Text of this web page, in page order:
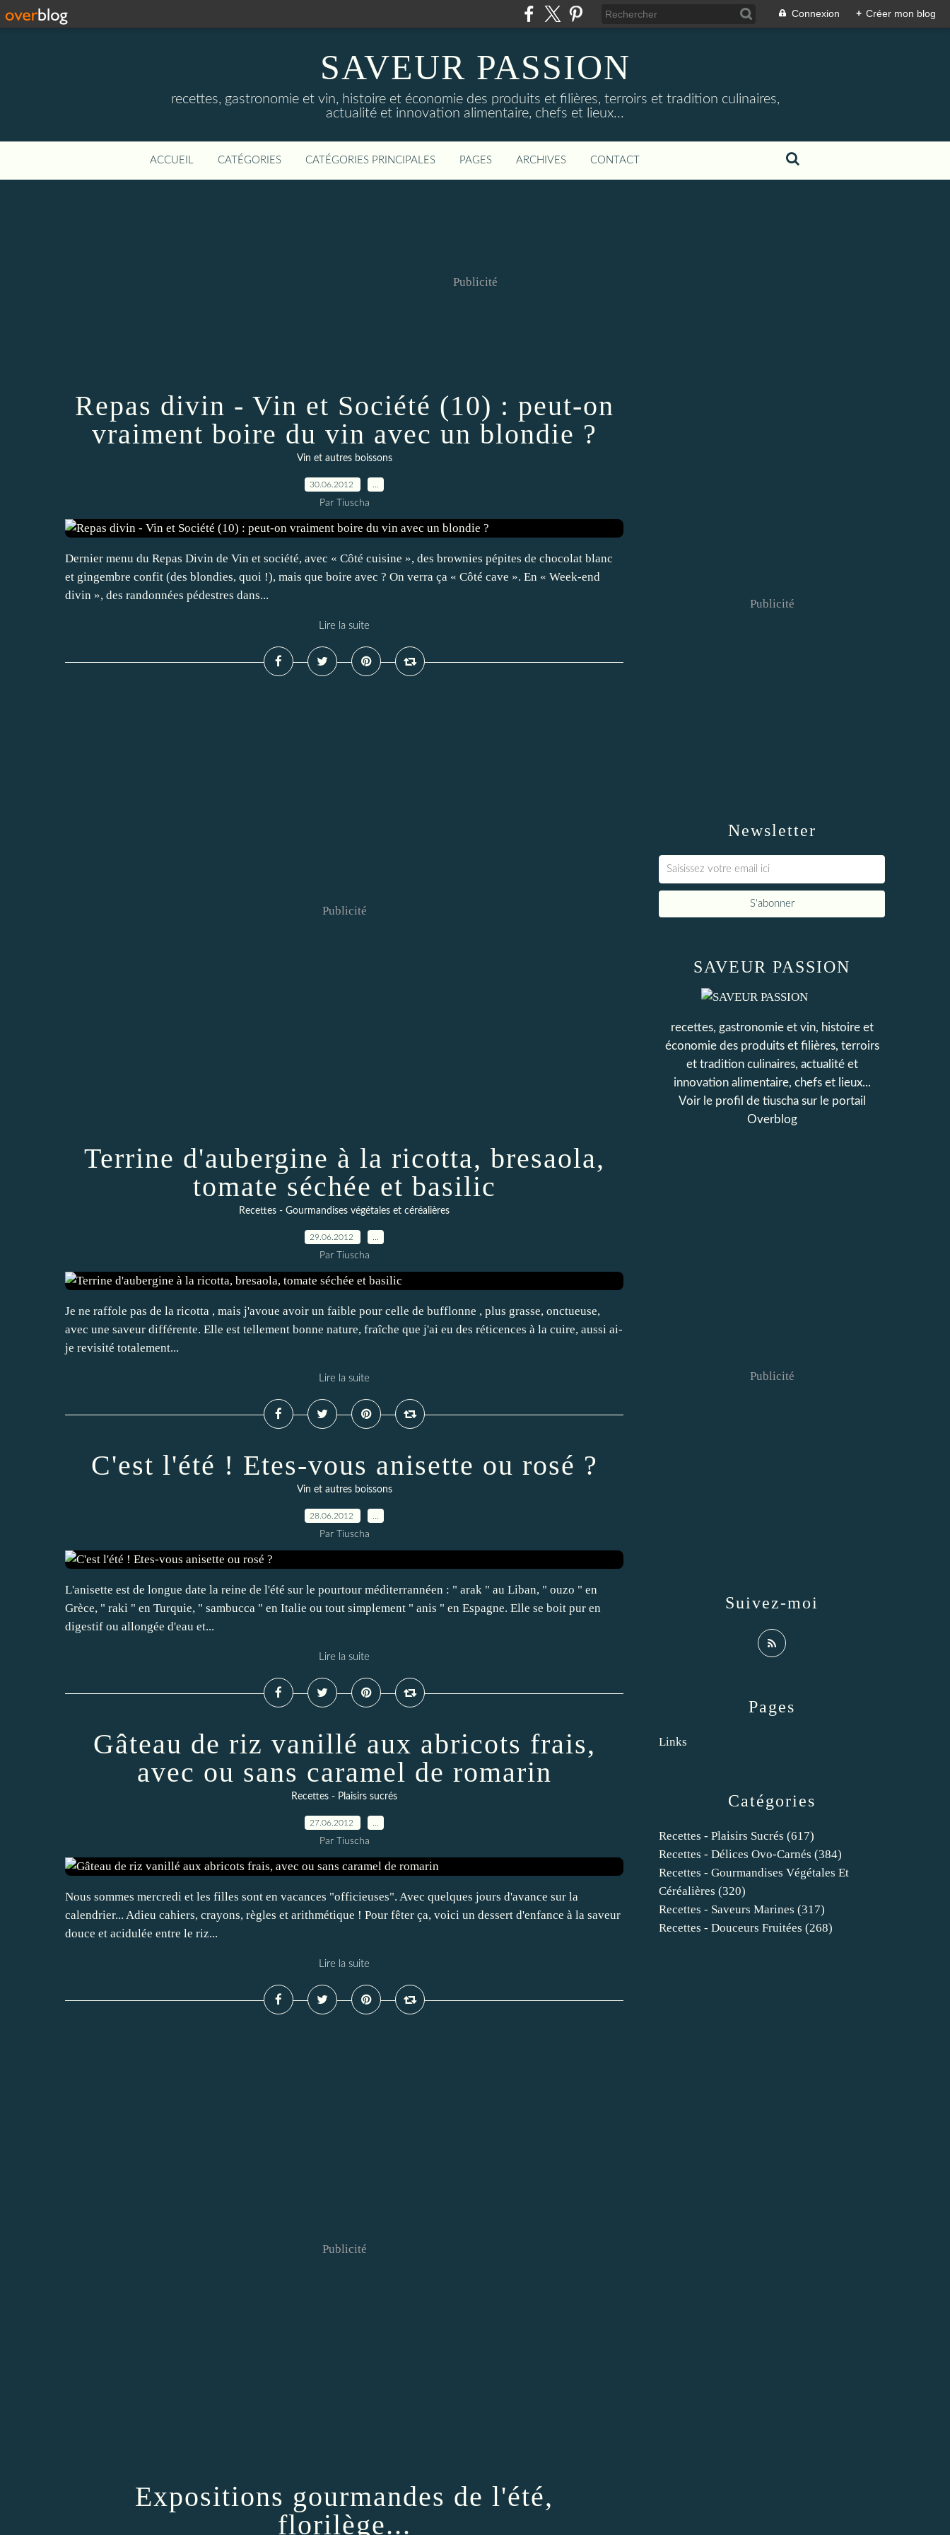
Connexion + Créer mon blog
SAVEUR PASSION
recettes, gastronomie et vin, histoire et économie des produits et filières, terroirs et tradition culinaires,
actualité et innovation alimentaire, chefs et lieux...
ACCUEIL CATÉGORIES CATÉGORIES PRINCIPALES PAGES ARCHIVES CONTACT
Publicité
Repas divin - Vin et Société (10) : peut-on
vraiment boire du vin avec un blondie ?
Vin et autres boissons
30.06.2012
Par Tiuscha
Dernier menu du Repas Divin de Vin et société, avec « Côté cuisine », des brownies pépites de chocolat blanc
et gingembre confit (des blondies, quoi !), mais que boire avec ? On verra ça « Côté cave ». En « Week-end
divin », des randonnées pédestres dans...
Lire la suite
Publicité
Terrine d'aubergine à la ricotta, bresaola,
tomate séchée et basilic
Recettes - Gourmandises végétales et céréalières
29.06.2012
Par Tiuscha
Je ne raffole pas de la ricotta , mais j'avoue avoir un faible pour celle de bufflonne , plus grasse, onctueuse,
avec une saveur différente. Elle est tellement bonne nature, fraîche que j'ai eu des réticences à la cuire, aussi ai-
je revisité totalement...
Lire la suite
C'est l'été ! Etes-vous anisette ou rosé ?
Vin et autres boissons
28.06.2012
Par Tiuscha
L'anisette est de longue date la reine de l'été sur le pourtour méditerrannéen : " arak " au Liban, " ouzo " en
Grèce, " raki " en Turquie, " sambucca " en Italie ou tout simplement " anis " en Espagne. Elle se boit pur en
digestif ou allongée d'eau et...
Lire la suite
Gâteau de riz vanillé aux abricots frais,
avec ou sans caramel de romarin
Recettes - Plaisirs sucrés
27.06.2012
Par Tiuscha
Nous sommes mercredi et les filles sont en vacances "officieuses". Avec quelques jours d'avance sur la
calendrier... Adieu cahiers, crayons, règles et arithmétique ! Pour fêter ça, voici un dessert d'enfance à la saveur
douce et acidulée entre le riz...
Lire la suite
Publicité
Expositions gourmandes de l'été,
florilège...
Newsletter
Publicité
Catégories
Recettes - Plaisirs Sucrés (617)
Recettes - Délices Ovo-Carnés (384)
Recettes - Gourmandises Végétales Et
Céréalières (320)
Recettes - Saveurs Marines (317)
Recettes - Douceurs Fruitées (268)
Pages
Links
SAVEUR PASSION
recettes, gastronomie et vin, histoire et
économie des produits et filières, terroirs
et tradition culinaires, actualité et
innovation alimentaire, chefs et lieux...
Voir le profil de tiuschasur le portail
Overblog
Suivez-moi
Publicité